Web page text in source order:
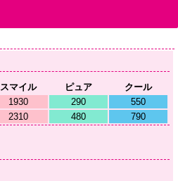
スマイル ピュア
クール
1930 290
550
2310 480 790